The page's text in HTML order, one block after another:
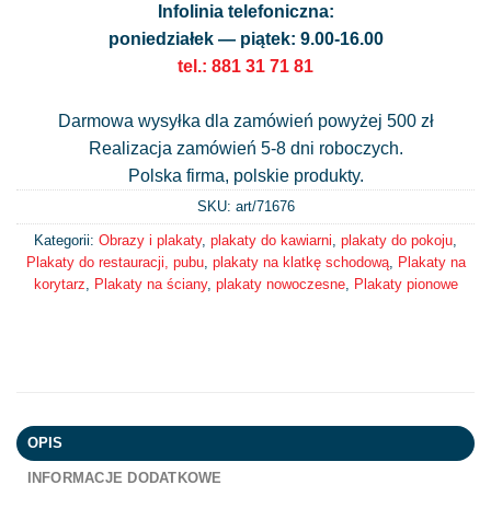
Infolinia telefoniczna:
poniedziałek — piątek: 9.00-16.00
tel.: 881 31 71 81
Darmowa wysyłka dla zamówień powyżej 500 zł
Realizacja zamówień 5-8 dni roboczych.
Polska firma, polskie produkty.
SKU: art/71676
Kategorii: Obrazy i plakaty, plakaty do kawiarni plakaty do pokoju
Plakaty do restauracji, pubu, plakaty na klatkę schodową,
Plakaty na
korytarz
Plakaty na ściany, plakaty nowoczesne, Plakaty pionowe
OPIS
INFORMACJE DODATKOWE